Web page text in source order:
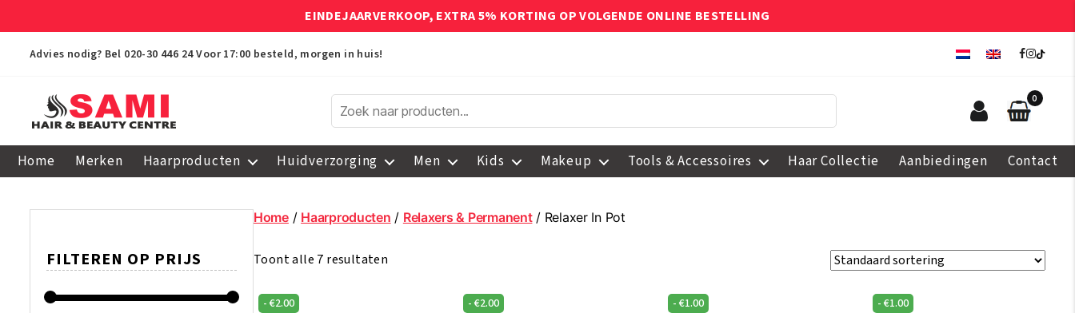
EINDEJAARVERKOOP, EXTRA 5% KORTING OP VOLGENDE ONLINE BESTELLING
Advies nodig? Bel 020-30 446 24 Voor 17:00 besteld, morgen in huis!
Hair
Beauty
0
Home Merken Haarproducten Huidverzorging Men Kids Makeup Tools & Accessoires Haar Collectie Aanbiedingen Contact
FILTEREN OP PRIJS
Home/ Haarproducten / Relaxers & Permanent/ Relaxer In Pot
Toont alle 7 resultaten
- €2.00 - €2.00 - €1.00 - €1.00